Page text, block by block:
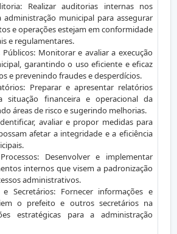
Realizar auditorias internas nos
administração municipal para assegurar
e operações estejam em conformidade
e regulamentares.
Monitorar e avaliar a execução
garantindo o uso eficiente e eficaz
e prevenindo fraudes e desperdícios.
Preparar e apresentar relatórios
situação financeira e operacional da
áreas de risco e sugerindo melhorias.
avaliar e propor medidas para
afetar a integridade e a eficiência
Desenvolver e implementar
internos que visem a padronização
administrativos.
Secretários: Fornecer informações e
o prefeito e outros secretários na
estratégicas para a administração